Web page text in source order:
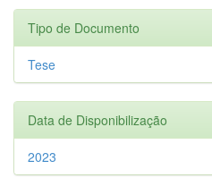
Tipo de Documento
Tese
Data de Disponibilização
2023